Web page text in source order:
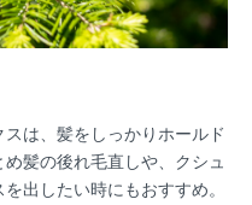
は、髪をしっかりホールド
髪の後れ毛直しや、クシュ
出したい時にもおすすめ。